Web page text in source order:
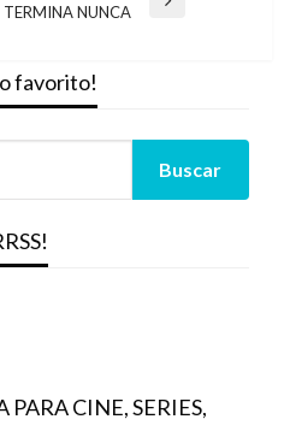
TERMINA NUNCA
favorito!
PARA CINE, SERIES,